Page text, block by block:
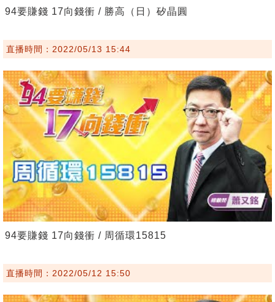
94要賺錢 17向錢衝 / 勝高（日）矽晶圓
直播時間：2022/05/13 15:44
94要賺錢 17向錢衝 / 周循環15815
直播時間：2022/05/12 15:50